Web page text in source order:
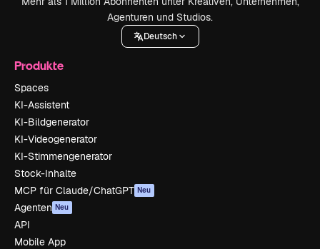
Agenturen und Studios.
Deutsch
Produkte
Spaces
KI-Assistent
KI-Bildgenerator
KI-Videogenerator
KI-Stimmengenerator
Stock-Inhalte
MCP für Claude/ChatGPT Neu
Agenten Neu
API
Mobile App